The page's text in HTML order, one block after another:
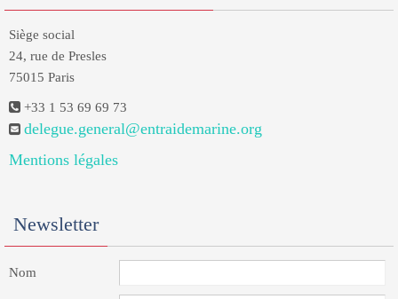
Siège social
24, rue de Presles
75015 Paris
+33 1 53 69 69 73
delegue.general@entraidemarine.org
Mentions légales
Newsletter
Nom